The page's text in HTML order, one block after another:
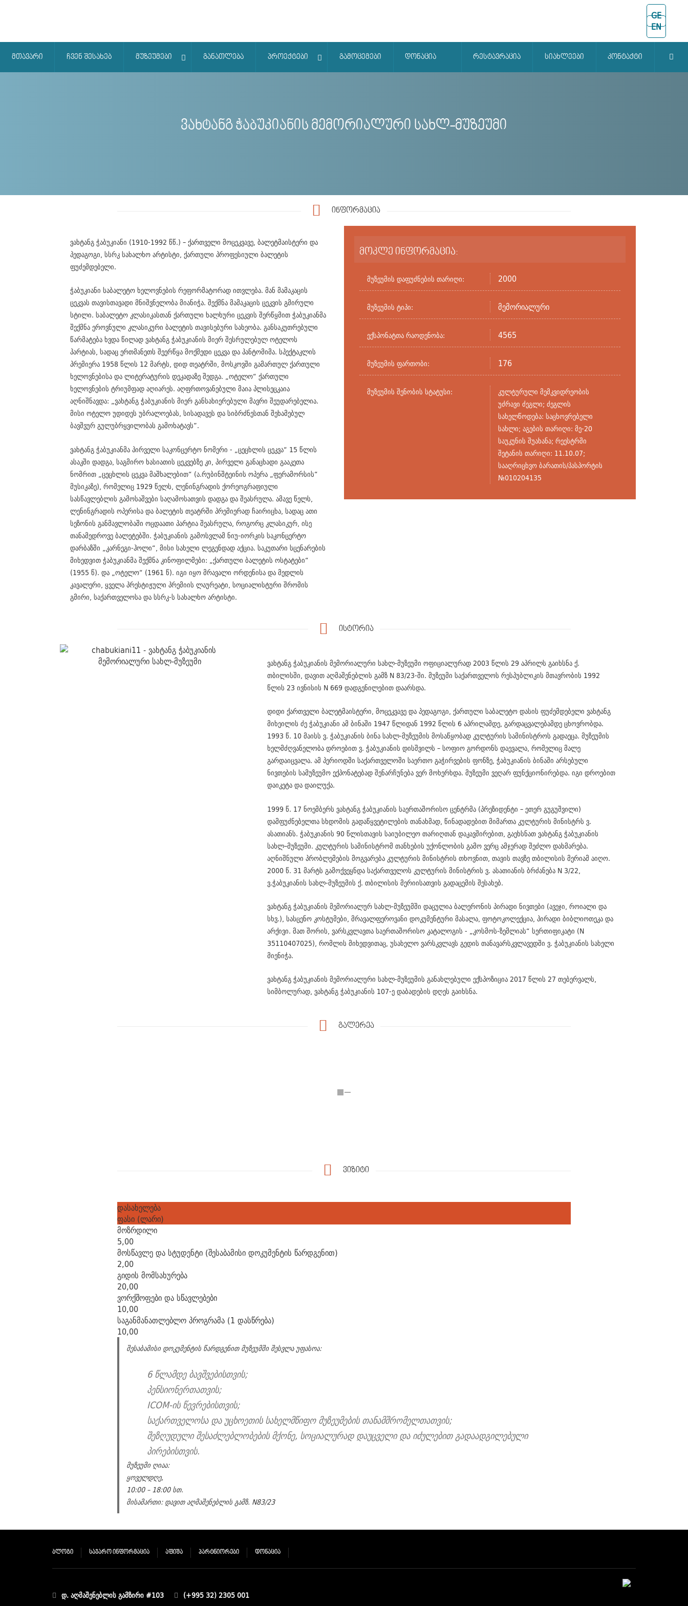
GE
EN
მთავარი ჩვენ შესახებ მუზეუმები განათლება პროექტები გამოცემები დონაცია რესტავრაცია სიახლეები კონტაქტი
ვახტანგ ჭაბუკიანის მემორიალური სახლ-მუზეუმი
ინფორმაცია
ვახტანგ ჭაბუკიანი (1910-1992 წწ.) – ქართველი მოცეკვავე, ბალეტმაისტერი და
პედაგოგი, სსრკ სახალხო არტისტი, ქართული პროფესიული ბალეტის
ფუძემდებელი.
ჭაბუკიანი საბალეტო ხელოვნების რეფორმატორად ითვლება. მან მამაკაცის
ცეკვას თავისთავადი მნიშვნელობა მიანიჭა. შექმნა მამაკაცის ცეკვის გმირული
სტილი. საბალეტო კლასიკასთან ქართული ხალხური ცეკვის შერწყმით ჭაბუკიანმა
შექმნა ეროვნული კლასიკური ბალეტის თავისებური სახეობა. განსაკუთრებული
წარმატება ხვდა წილად ვახტანგ ჭაბუკიანის მიერ შესრულებულ ოტელოს
პარტიას, სადაც ერთმანეთს შეერწყა მოქმედი ცეკვა და პანტომიმა. სპექტაკლის
პრემიერა 1958 წლის 12 მარტს, დიდ თეატრში, მოსკოვში გამართულ ქართული
ხელოვნებისა და ლიტერატურის დეკადაზე შედგა. „ოტელო“ ქართული
ხელოვნების ტრიუმფად აღიარეს. აღფრთოვანებული მაია პლისეცკაია
აღნიშნავდა: „ვახტანგ ჭაბუკიანის მიერ განსახიერებული მავრი შეუდარებელია.
მისი ოტელო უდიდეს უბრალოებას, სისადავეს და სიბრძნესთან შეხამებულ
ბავშვურ გულუბრყვილობას გამოხატავს”.
ვახტანგ ჭაბუკიანმა პირველი საკონცერტო ნომერი - „ცეცხლის ცეკვა“ 15 წლის
ასაკში დადგა, საგმირო ხასიათის ცეკვებზე კი, პირველი განაცხადი გააკეთა
ნომრით „ცეცხლის ცეკვა მაშხალებით“ (ა.რუბინშტეინის ოპერა „ფერამორსის“
მუსიკაზე), რომელიც 1929 წელს, ლენინგრადის ქორეოგრაფიული
სასწავლებლის გამოსაშვები საღამოსათვის დადგა და შეასრულა. ამავე წელს,
ლენინგრადის ოპერისა და ბალეტის თეატრში პრემიერად ჩაირიცხა, სადაც ათი
სეზონის განმავლობაში ოცდაათი პარტია შეასრულა, როგორც კლასიკურ, ისე
თანამედროვე ბალეტებში. ჭაბუკიანის გამოსვლამ ნიუ-იორკის საკონცერტო
დარბაზში „კარნეგი-ჰოლი“, მისი სახელი ლეგენდად აქცია. საკუთარი სცენარების
მიხედვით ჭაბუკიანმა შექმნა კინოფილმები: „ქართული ბალეტის ოსტატები“
(1955 წ). და „ოტელო“ (1961 წ). იგი იყო მრავალი ორდენისა და მედლის
კავალერი, ყველა პრესტიჟული პრემიის ლაურეატი, სოციალისტური შრომის
გმირი, საქართველოსა და სსრკ-ს სახალხო არტისტი.
მოკლე ინფორმაცია:
მუზეუმის დაფუძნების თარიღი: 2000
მუზეუმის ტიპი: მემორიალური
ექსპონატთა რაოდენობა: 4565
მუზეუმის ფართობი: 176
მუზეუმის შენობის სტატუსი:
კულტურული მემკვიდრეობის
უძრავი ძეგლი; ძეგლის
სახელწოდება: საცხოვრებელი
სახლი; აგების თარიღი: მე-20
საუკუნის შუახანა; რეესტრში
შეტანის თარიღი: 11.10.07;
სააღრიცხვო ბარათის/პასპორტის
№010204135
ისტორია
ვახტანგ ჭაბუკიანის მემორიალური სახლ-მუზეუმი ოფიციალურად 2003 წლის 29 აპრილს გაიხსნა ქ.
თბილისში, დავით აღმაშენებლის გამზ N 83/23-ში. მუზეუმი საქართველოს რესპუბლიკის მთავრობის 1992
წლის 23 ივნისის N 669 დადგენილებით დაარსდა.
დიდი ქართველი ბალეტმაისტერი, მოცეკვავე და პედაგოგი, ქართული საბალეტო დასის ფუძემდებელი ვახტანგ
მიხეილის ძე ჭაბუკიანი ამ ბინაში 1947 წლიდან 1992 წლის 6 აპრილამდე, გარდაცვალებამდე ცხოვრობდა.
1993 წ. 10 მაისს ვ. ჭაბუკიანის ბინა სახლ-მუზეუმის მოსაწყობად კულტურის სამინისტროს გადაეცა. მუზეუმის
ხელმძღვანელობა დროებით ვ. ჭაბუკიანის დისშვილს – სოფიო გორდონს დაევალა, რომელიც მალე
გარდაიცვალა. ამ პერიოდში საქართველოში საერთო გაჭირვების ფონზე, ჭაბუკიანის ბინაში არსებული
ნივთების სამუზეუმო ექპონატებად შენარჩუნება ვერ მოხერხდა. მუზეუმი ვეღარ ფუნქციონირებდა. იგი დროებით
დაიკეტა და დაილუქა.
1999 წ. 17 ნოემბერს ვახტანგ ჭაბუკიანის საერთაშორისო ცენტრმა (პრეზიდენტი – ეთერ გუგუშვილი)
დამფუძნებელთა სხდომის გადაწყვეტილების თანახმად, წინადადებით მიმართა კულტურის მინისტრს ვ.
ასათიანს. ჭაბუკიანის 90 წლისთავის საიუბილეო თარიღთან დაკავშირებით, გაეხსნათ ვახტანგ ჭაბუკიანის
სახლ–მუზეუმი. კულტურის სამინისტრომ თანხების უქონლობის გამო ვერც ამჯერად შეძლო დახმარება.
აღნიშნული პრობლემების მოგვარება კულტურის მინისტრის თხოვნით, თავის თავზე თბილისის მერიამ აიღო.
2000 წ. 31 მარტს გამოქვეყნდა საქართველოს კულტურის მინისტრის ვ. ასათიანის ბრძანება N 3/22,
ვ.ჭაბუკიანის სახლ-მუზეუმის ქ. თბილისის მერიისათვის გადაცემის შესახებ.
ვახტანგ ჭაბუკიანის მემორიალურ სახლ-მუზეუმში დაცულია ბალერონის პირადი ნივთები (ავეჯი, როიალი და
სხვ.), სასცენო კოსტუმები, მრავალფეროვანი დოკუმენტური მასალა, ფოტოკოლექცია, პირადი ბიბლიოთეკა და
არქივი. მათ შორის, ვარსკვლავთა საერთაშორისო კატალოგის - „კოსმოს-ზემლიას“ სერთიფიკატი (N
35110407025), რომლის მიხედვითაც, უსახელო ვარსკვლავს გედის თანავარსკვლავედში ვ. ჭაბუკიანის სახელი
მიენიჭა.
ვახტანგ ჭაბუკიანის მემორიალური სახლ-მუზეუმის განახლებული ექსპოზიცია 2017 წლის 27 თებერვალს,
სიმბოლურად, ვახტანგ ჭაბუკიანის 107-ე დაბადების დღეს გაიხსნა.
გალერეა
ვიზიტი
დასახელება
ფასი (ლარი)
მოზრდილი
5,00
მოსწავლე და სტუდენტი (შესაბამისი დოკუმენტის წარდგენით)
2,00
გიდის მომსახურება
20,00
ვორქშოფები და სწავლებები
10,00
საგანმანათლებლო პროგრამა (1 დასწრება)
10,00
შესაბამისი დოკუმენტის წარდგენით მუზეუმში შესვლა უფასოა:
6 წლამდე ბავშვებისთვის;
პენსიონერთათვის;
ICOM-ის წევრებისთვის;
საქართველოსა და უცხოეთის სახელმწიფო მუზეუმების თანამშრომელთათვის;
შეზღუდული შესაძლებლობების მქონე, სოციალურად დაუცველი და იძულებით გადაადგილებული
პირებისთვის.
მუზეუმი ღიაა:
ყოველდღე,
10:00 – 18:00 სთ.
მისამართი: დავით აღმაშენებლის გამზ. N83/23
ᲑᲚᲝᲒᲘ ᲡᲐᲯᲐᲠᲝ ᲘᲜᲤᲝᲠᲛᲐᲪᲘᲐ ᲐᲤᲘᲨᲐ ᲞᲐᲠᲢᲜᲘᲝᲠᲔᲑᲘ ᲓᲝᲜᲐᲪᲘᲐ
დ. აღმაშენებლის გამზირი #103 (+995 32) 2305 001